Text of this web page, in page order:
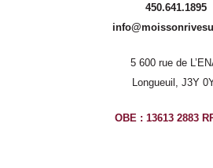
450.641.1895
5 600 rue de
Longueuil, J3Y
OBE : 13613 2883